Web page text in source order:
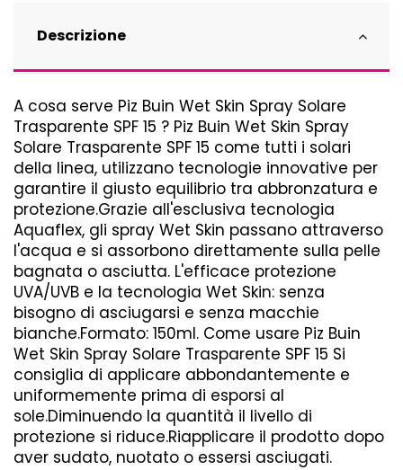
Descrizione
A cosa serve Piz Buin Wet Skin Spray Solare
Trasparente SPF 15 ? Piz Buin Wet Skin Spray
Solare Trasparente SPF 15 come tutti i solari
della linea, utilizzano tecnologie innovative per
garantire il giusto equilibrio tra abbronzatura e
protezione.Grazie all'esclusiva tecnologia
Aquaflex, gli spray Wet Skin passano attraverso
l'acqua e si assorbono direttamente sulla pelle
bagnata o asciutta. L'efficace protezione
UVA/UVB e la tecnologia Wet Skin: senza
bisogno di asciugarsi e senza macchie
bianche.Formato: 150ml. Come usare Piz Buin
Wet Skin Spray Solare Trasparente SPF 15 Si
consiglia di applicare abbondantemente e
uniformemente prima di esporsi al
sole.Diminuendo la quantità il livello di
protezione si riduce.Riapplicare il prodotto dopo
aver sudato, nuotato o essersi asciugati.